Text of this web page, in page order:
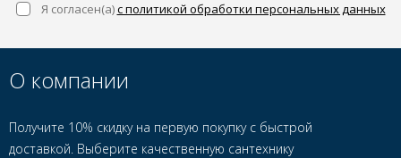
Я согласен(a)с политикой обработки персональных данных
О компании
Получите 10% скидку на первую покупку с быстрой
доставкой. Выберите качественную сантехнику